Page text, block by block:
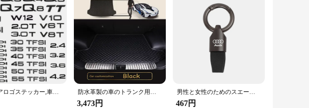
車のリアロゴステッカー,車のエンブレム,アウディqシリーズ,光沢のある黒のabs数字文字,q2,q3,q4,q5,q6,q7,q8,tdi,tfsi,2.0t 防水革製の車のトランク用ストレージカバー,車のトランク用,アウディa5用リアフロアマット8t 8f 2007 2008 2009 2010 2011 2012-2016
3,473円
男性と女性のためのスエードメタルキーホルダー,キーリング,アウディa1,a2,a3,a4,a5,a6,a7,a8,q1,q2,q3,q4,q5,q6,q7,q8,ラグジュアリーファッション
467円